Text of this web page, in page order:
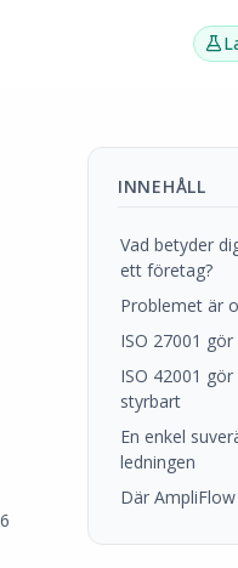
INNEHÅLL
Vad betyder
ett företag?
Problemet är
ISO 27001
ISO 42001
styrbart
En enkel
ledningen
Där